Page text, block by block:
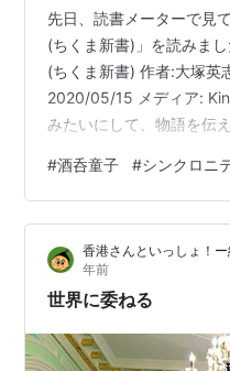
先日、読書メーターで見
(ちくま新書)」を読みま
(ちくま新書) 作者:大塚英
2020/05/15 メディア:
みたいにして、物語を伝
絵巻物の雰囲気も味わえ
す。 酒呑童子という言葉
う話なのかは知らない、
本には、酒呑童子（正し
かに、「道成寺縁起」と
されています。 道…
#酒呑童子 #シンクロニ
香港さんといっしょ！
年前
世界に委ねる